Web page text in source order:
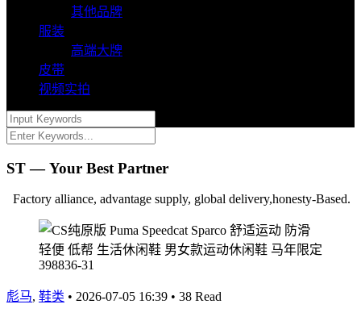
其他品牌
服装
高端大牌
皮带
视频实拍
ST — Your Best Partner
Factory alliance, advantage supply, global delivery,honesty-Based.
彪马, 鞋类 • 2026-07-05 16:39 • 38 Read